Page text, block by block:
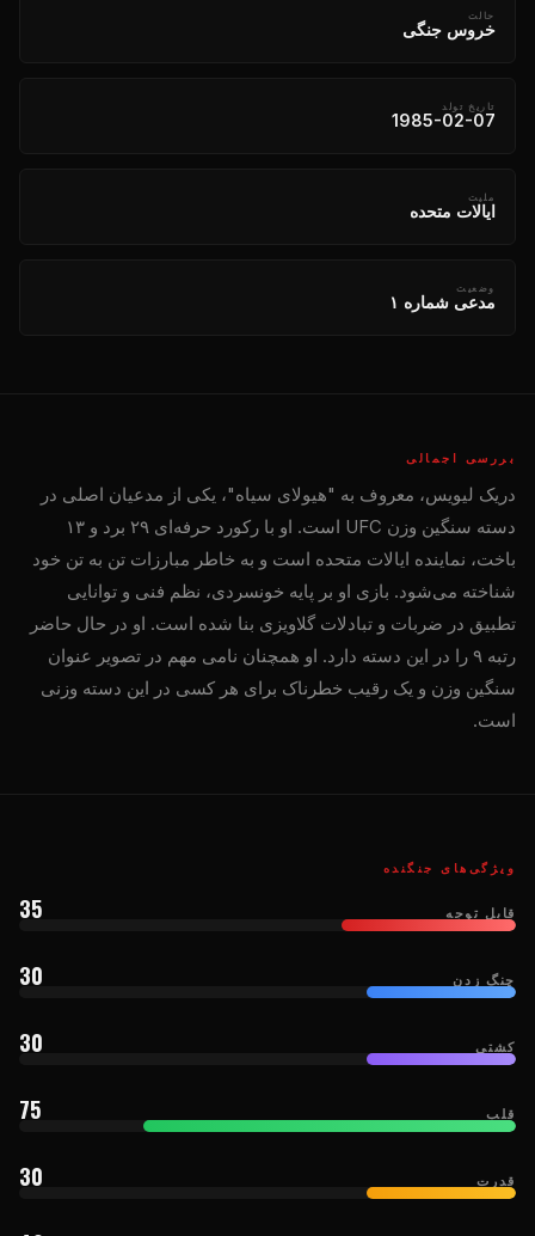
حالت
خروس جنگی
تاریخ تولد
1985-02-07
ملیت
ایالات متحده
وضعیت
مدعی شماره ۱
بررسی اجمالی
دریک لیویس، معروف به "هیولای سیاه"، یکی از مدعیان اصلی در
دسته سنگین وزن UFC است. او با رکورد حرفه‌ای ۲۹ برد و ۱۳
باخت، نماینده ایالات متحده است و به خاطر مبارزات تن به تن خود
شناخته می‌شود. بازی او بر پایه خونسردی، نظم فنی و توانایی
تطبیق در ضربات و تبادلات گلاویزی بنا شده است. او در حال حاضر
رتبه ۹ را در این دسته دارد. او همچنان نامی مهم در تصویر عنوان
سنگین وزن و یک رقیب خطرناک برای هر کسی در این دسته وزنی
است.
ویژگی‌های جنگنده
قابل توجه 35
چنگ زدن 30
کشتی 30
قلب 75
قدرت 30